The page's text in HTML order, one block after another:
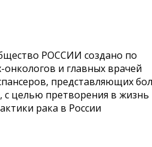
РОССИИ создано по
и главных врачей
представляющих
с целью претворения в жизнь
рака в России